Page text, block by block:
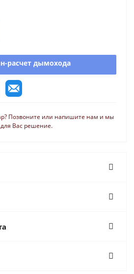
расчет дымохода
Позвоните или напишите нам и мы
Вас решение.